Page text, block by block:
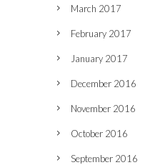
March 2017
February 2017
January 2017
December 2016
November 2016
October 2016
September 2016